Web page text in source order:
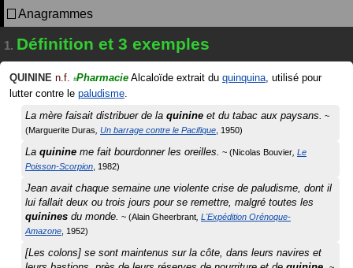
Anagrammes
1. Définition et 3 exemples
QUININE n.f. #Pharmacie Alcaloïde extrait du quinquina, utilisé pour
lutter contre le paludisme.
La mère faisait distribuer de la quinine et du tabac aux paysans.
Marguerite Duras Un barrage contre le Pacifique 1950
La quinine me fait bourdonner les oreilles. Nicolas Bouvier Le
Poisson-Scorpion 1982
Jean avait chaque semaine une violente crise de paludisme, dont il
lui fallait deux ou trois jours pour se remettre, malgré toutes les
quinines du monde. Alain Gheerbrant L'Expédition Orénoque-
Amazone 1952
[Les colons] se sont maintenus sur la côte, dans leurs navires et